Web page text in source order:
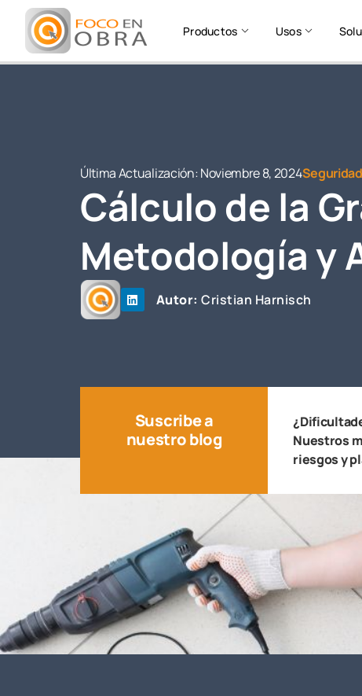
Productos Usos
Última Actualización:Noviembre 8, 2024
Cálculo de la
Metodología y
Autor: Cristian Harnisch
Suscribe a
nuestro blog
Nuestros
riesgos y